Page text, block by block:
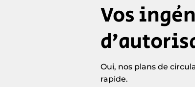
Vos
Oui, nos plans de
rapide.